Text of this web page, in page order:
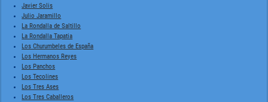
Javier Solis
Julio Jaramillo
La Rondalla de Saltillo
La Rondalla Tapatia
Los Churumbeles de España
Los Hermanos Reyes
Los Panchos
Los Tecolines
Los Tres Ases
Los Tres Caballeros